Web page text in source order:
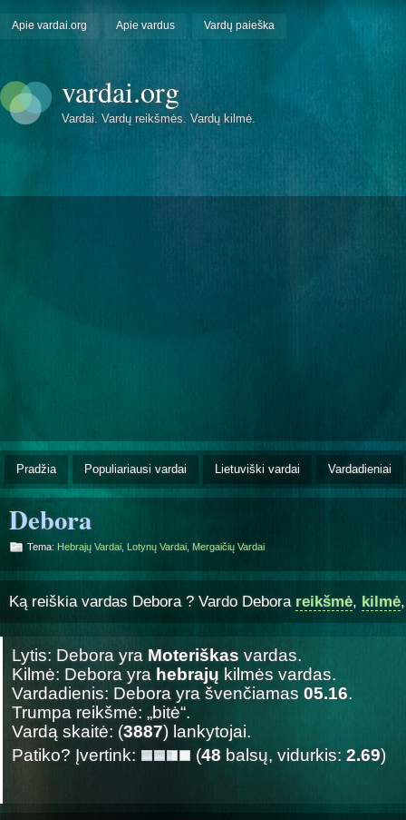
Apie vardai.org Apie vardus Vardų paieška
vardai.org
Vardai. Vardų reikšmės. Vardų kilmė.
Pradžia Populiariausi vardai Lietuviški vardai Vardadieniai
Debora
Tema: Hebrajų Vardai Lotynų Vardai Mergaičių Vardai
Ką reiškia vardas Debora ? Vardo Debora reikšmė, kilmė
Lytis: Debora yra Moteriškas vardas.
Kilmė: Debora yra hebrajų kilmės vardas.
Vardadienis: Debora yra švenčiamas 05.16.
Trumpa reikšmė: „bitė“.
Vardą skaitė: (3887) lankytojai.
Patiko? Įvertink:
(48 balsų, vidurkis: 2.69)